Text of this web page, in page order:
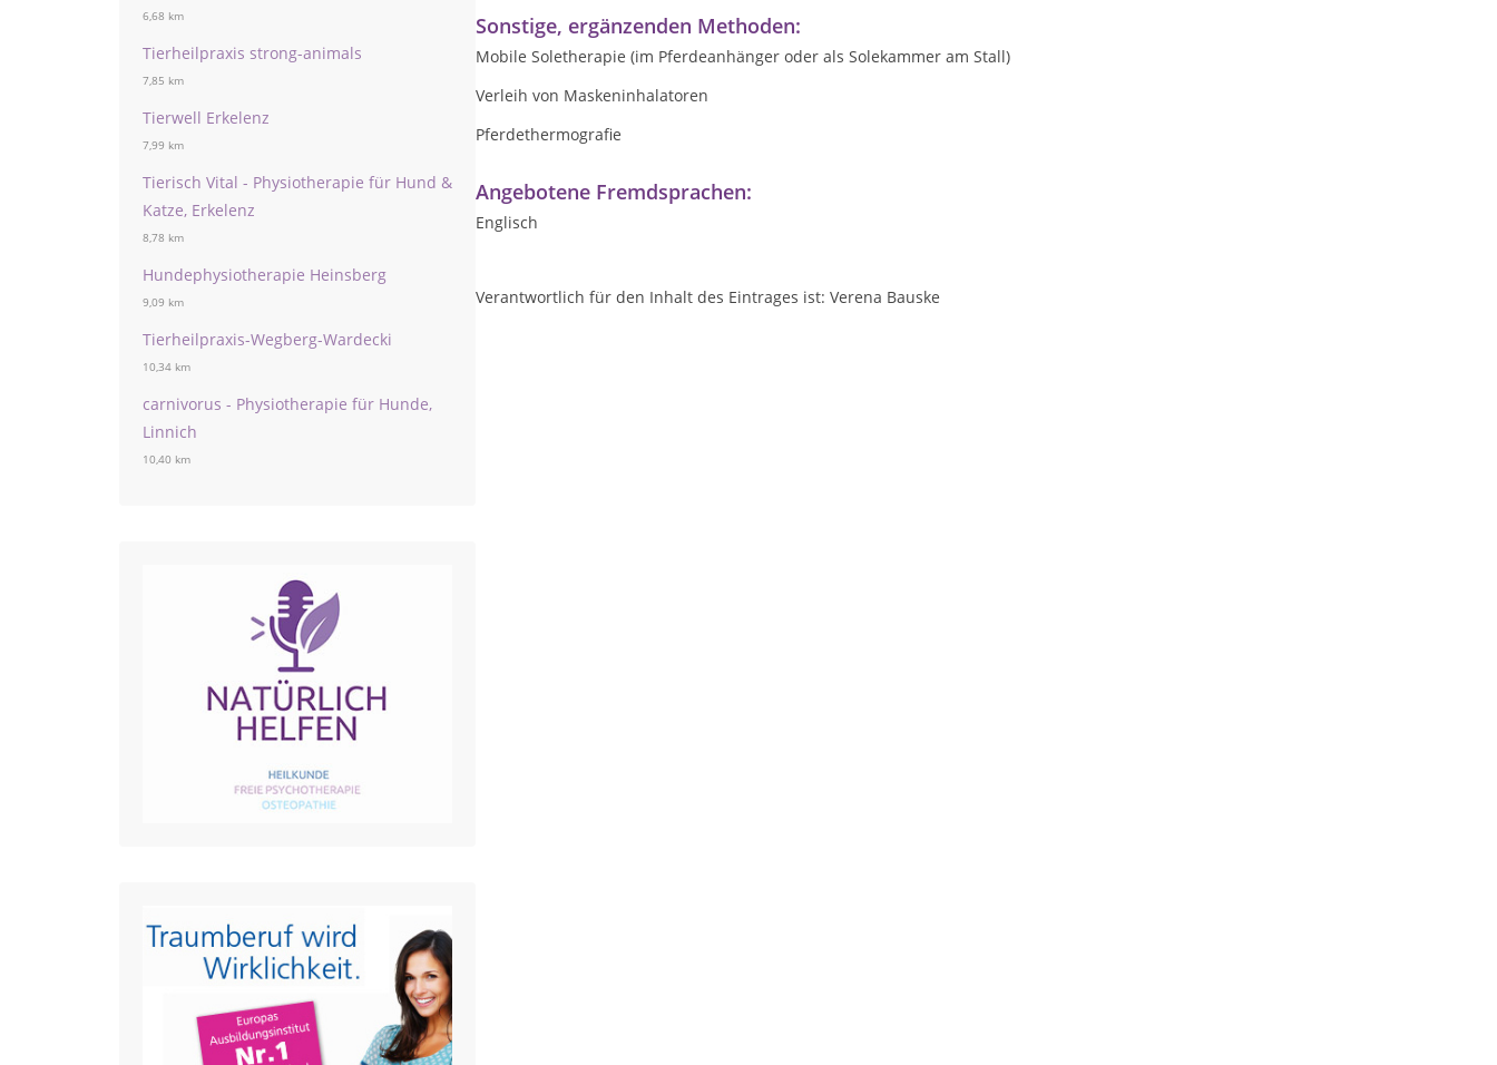
6,68 km
Tierheilpraxis strong-animals
7,85 km
Tierwell Erkelenz
7,99 km
Tierisch Vital - Physiotherapie für Hund &
Katze, Erkelenz
8,78 km
Hundephysiotherapie Heinsberg
9,09 km
Tierheilpraxis-Wegberg-Wardecki
10,34 km
carnivorus - Physiotherapie für Hunde,
Linnich
10,40 km
Sonstige, ergänzenden Methoden:
Mobile Soletherapie (im Pferdeanhänger oder als Solekammer am Stall)
Verleih von Maskeninhalatoren
Pferdethermografie
Angebotene Fremdsprachen:
Englisch
Verantwortlich für den Inhalt des Eintrages ist: Verena Bauske